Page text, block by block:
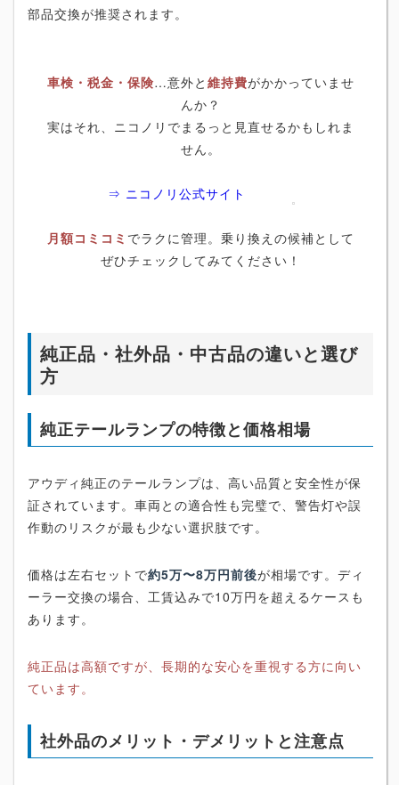
部品交換が推奨されます。
車検・税金・保険…意外と 維持費がかかっていませ
んか？
実はそれ、ニコノリでまるっと見直せるかもしれま
せん。
⇒ ニコノリ公式サイト
月額コミコミ でラクに管理。乗り換えの候補として
ぜひチェックしてみてください！
純正品・社外品・中古品の違いと選び
方
純正テールランプの特徴と価格相場
アウディ純正のテールランプは、高い品質と安全性が保
証されています。車両との適合性も完璧で、警告灯や誤
作動のリスクが最も少ない選択肢です。
価格は左右セットで約5万〜8万円前後が相場です。ディ
ーラー交換の場合、工賃込みで10万円を超えるケースも
あります。
純正品は高額ですが、長期的な安心を重視する方に向い
ています。
社外品のメリット・デメリットと注意点